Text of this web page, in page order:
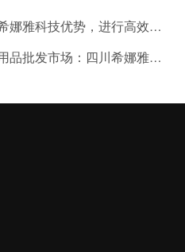
如何利用四川希娜雅科技优势，进行高效的广西动漫游艺用品批发？
广西动漫游艺用品批发市场：四川希娜雅科技的优势在哪里？